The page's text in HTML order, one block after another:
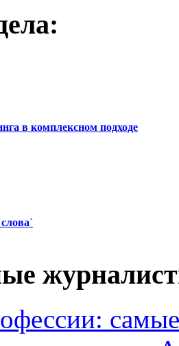
в комплексном подходе